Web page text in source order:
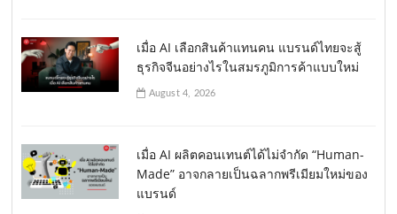
เมื่อ AI เลือกสินค้าแทนคน แบรนด์ไทยจะสู้
ธุรกิจจีนอย่างไรในสมรภูมิการค้าแบบใหม่
August 4, 2026
เมื่อ AI ผลิตคอนเทนต์ได้ไม่จำกัด “Human-
Made” อาจกลายเป็นฉลากพรีเมียมใหม่ของ
แบรนด์